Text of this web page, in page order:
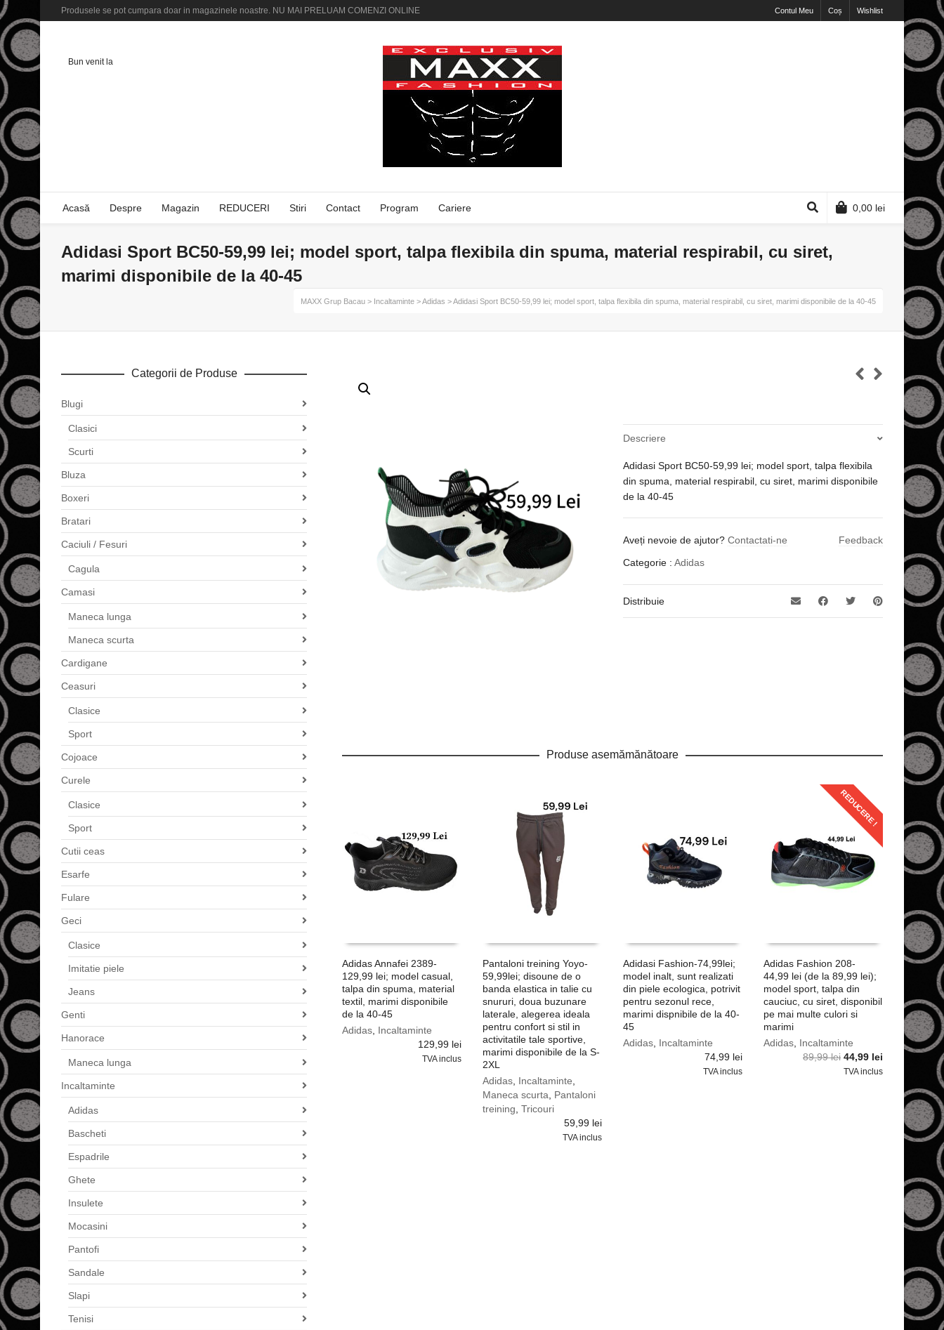
Produsele se pot cumpara doar in magazinele noastre. NU MAI PRELUAM COMENZI ONLINE Contul Meu Coș Wishlist
Bun venit la
Acasă Despre Magazin REDUCERI Stiri Contact Program Cariere 0,00 lei
Adidasi Sport BC50-59,99 lei; model sport, talpa flexibila din spuma, material respirabil, cu siret,
marimi disponibile de la 40-45
MAXX Grup Bacau > Incaltaminte >Adidas > Adidasi Sport BC50-59,99 lei; model sport, talpa flexibila din spuma, material respirabil, cu siret, marimi disponibile de la 40-45
Descriere
Adidasi Sport BC50-59,99 lei; model sport, talpa flexibila
din spuma, material respirabil, cu siret, marimi disponibile
de la 40-45
Aveți nevoie de ajutor?Contactati-ne
Feedback
Categorie :Adidas
Distribuie
Produse asemămănătoare
Adidas Annafei 2389-
129,99 lei; model casual,
talpa din spuma, material
textil, marimi disponibile
de la 40-45
Adidas, Incaltaminte
129,99 lei
TVA inclus
Pantaloni treining Yoyo-
59,99lei; disoune de o
banda elastica in talie cu
snururi, doua buzunare
laterale, alegerea ideala
pentru confort si stil in
activitatile tale sportive,
marimi disponibile de la S-
2XL
Adidas, Incaltaminte,
Maneca scurta, Pantaloni
treining, Tricouri
59,99 lei
TVA inclus
Adidasi Fashion-74,99lei;
model inalt, sunt realizati
din piele ecologica, potrivit
pentru sezonul rece,
marimi dispnibile de la 40-
45
Adidas, Incaltaminte
74,99 lei
TVA inclus
REDUCERE !
Adidas Fashion 208-
44,99 lei (de la 89,99 lei);
model sport, talpa din
cauciuc, cu siret, disponibil
pe mai multe culori si
marimi
Adidas, Incaltaminte
89,99lei Prețul
inițial
44,99 lei
curent
44,99 lei.
TVA inclus
Categorii de Produse
Blugi
Clasici
Scurti
Bluza
Boxeri
Bratari
Caciuli / Fesuri
Cagula
Camasi
Maneca lunga
Maneca scurta
Cardigane
Ceasuri
Clasice
Sport
Cojoace
Curele
Clasice
Sport
Cutii ceas
Esarfe
Fulare
Geci
Clasice
Imitatie piele
Jeans
Genti
Hanorace
Maneca lunga
Incaltaminte
Adidas
Bascheti
Espadrile
Ghete
Insulete
Mocasini
Pantofi
Sandale
Slapi
Tenisi